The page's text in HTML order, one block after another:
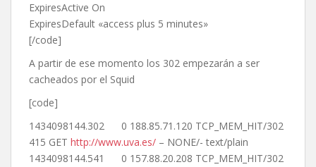
ExpiresActive On
ExpiresDefault «access plus 5 minutes»
[/code]
A partir de ese momento los 302 empezarán a ser
cacheados por el Squid
[code]
1434098144.302 0 188.85.71.120 TCP_MEM_HIT/302
415 GET http://www.uva.es/ – NONE/- text/plain
1434098144.541 0 157.88.20.208 TCP_MEM_HIT/302